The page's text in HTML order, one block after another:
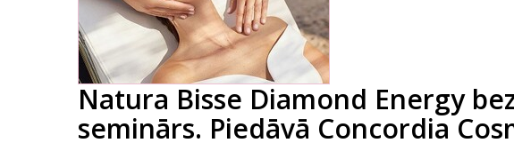
Natura Bisse Diamond Energy
seminārs. Piedāvā Concordia